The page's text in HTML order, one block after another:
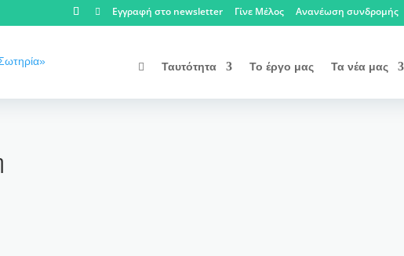
 Εγγραφή στο newsletter Γίνε Μέλος Ανανέωση συνδρομής
 Ταυτότητα Το έργο μας Τα νέα μας